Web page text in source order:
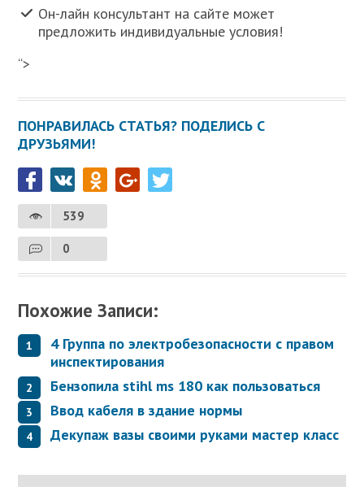
Он-лайн консультант на сайте может
предложить индивидуальные условия!
“>
ПОНРАВИЛАСЬ СТАТЬЯ? ПОДЕЛИСЬ С
ДРУЗЬЯМИ!
539
0
Похожие Записи:
4 Группа по электробезопасности с правом
инспектирования
Бензопила stihl ms 180 как пользоваться
Ввод кабеля в здание нормы
Декупаж вазы своими руками мастер класс